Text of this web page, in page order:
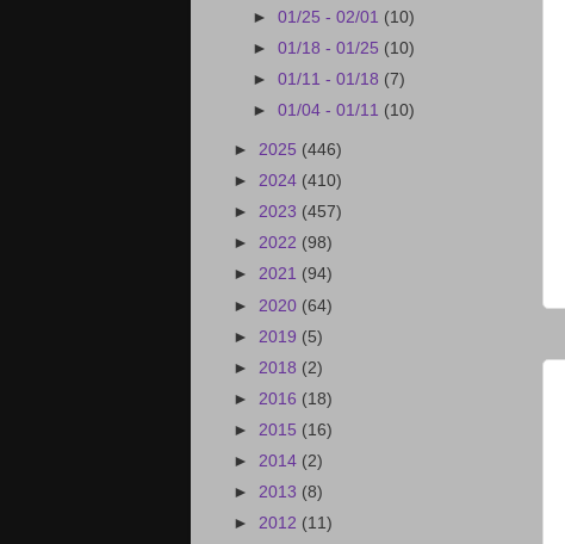
►01/25 - 02/01 (10)
►01/18 - 01/25 (10)
►01/11 - 01/18 (7)
►01/04 - 01/11 (10)
► 2025 (446)
► 2024 (410)
► 2023 (457)
► 2022 (98)
► 2021 (94)
► 2020 (64)
► 2019 (5)
► 2018 (2)
► 2016 (18)
► 2015 (16)
► 2014 (2)
► 2013 (8)
► 2012 (11)